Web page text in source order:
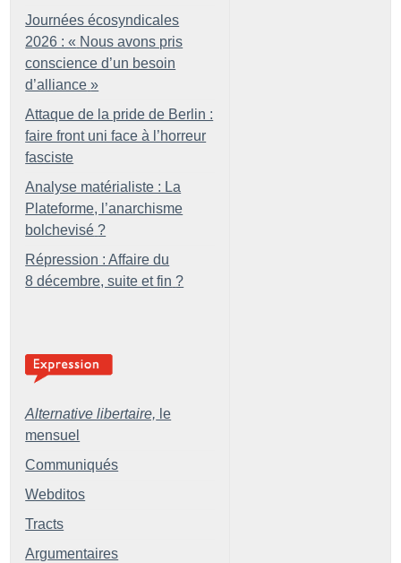
Journées écosyndicales
2026 : « Nous avons pris
conscience d’un besoin
d’alliance »
Attaque de la pride de Berlin :
faire front uni face à l’horreur
fasciste
Analyse matérialiste : La
Plateforme, l’anarchisme
bolchevisé ?
Répression : Affaire du
8 décembre, suite et fin ?
Alternative libertaire, le
mensuel
Communiqués
Webditos
Tracts
Argumentaires